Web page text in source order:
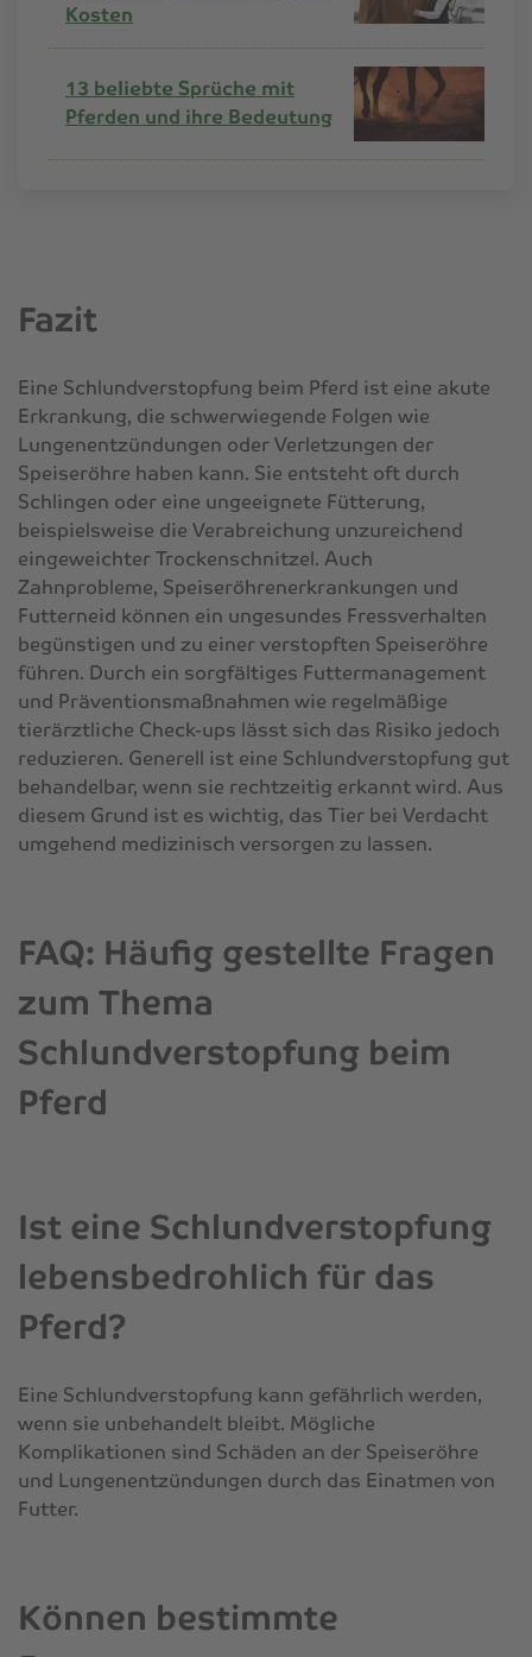
Kosten
13 beliebte Sprüche mit
Pferden und ihre Bedeutung
Fazit
Eine Schlundverstopfung beim Pferd ist eine akute
Erkrankung, die schwerwiegende Folgen wie
Lungenentzündungen oder Verletzungen der
Speiseröhre haben kann. Sie entsteht oft durch
Schlingen oder eine ungeeignete Fütterung,
beispielsweise die Verabreichung unzureichend
eingeweichter Trockenschnitzel. Auch
Zahnprobleme, Speiseröhrenerkrankungen und
Futterneid können ein ungesundes Fressverhalten
begünstigen und zu einer verstopften Speiseröhre
führen. Durch ein sorgfältiges Futtermanagement
und Präventionsmaßnahmen wie regelmäßige
tierärztliche Check-ups lässt sich das Risiko jedoch
reduzieren. Generell ist eine Schlundverstopfung gut
behandelbar, wenn sie rechtzeitig erkannt wird. Aus
diesem Grund ist es wichtig, das Tier bei Verdacht
umgehend medizinisch versorgen zu lassen.
FAQ: Häufig gestellte Fragen
zum Thema
Schlundverstopfung beim
Pferd
Ist eine Schlundverstopfung
lebensbedrohlich für das
Pferd?
Eine Schlundverstopfung kann gefährlich werden,
wenn sie unbehandelt bleibt. Mögliche
Komplikationen sind Schäden an der Speiseröhre
und Lungenentzündungen durch das Einatmen von
Futter.
Können bestimmte